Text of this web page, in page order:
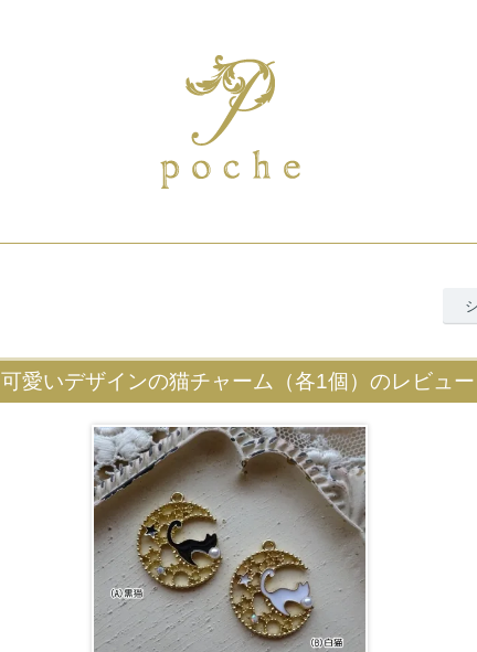
可愛いデザインの猫チャーム（各1個）のレビュー